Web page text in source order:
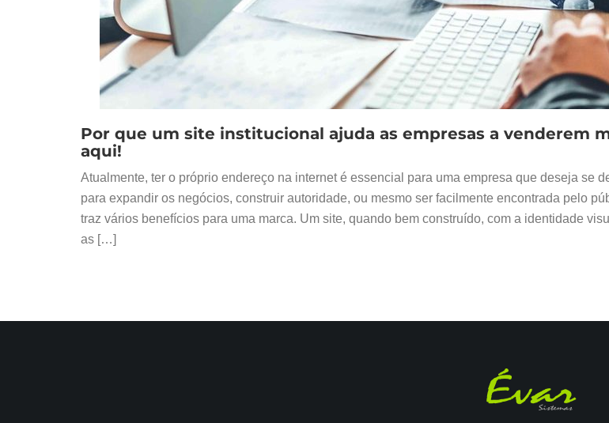
Por que um site institucional ajuda as empresas a venderem
aqui!
Atualmente, ter o próprio endereço na internet é essencial para uma empresa que deseja se
para expandir os negócios, construir autoridade, ou mesmo ser facilmente encontrada pelo
traz vários benefícios para uma marca. Um site, quando bem construído, com a identidade
as […]